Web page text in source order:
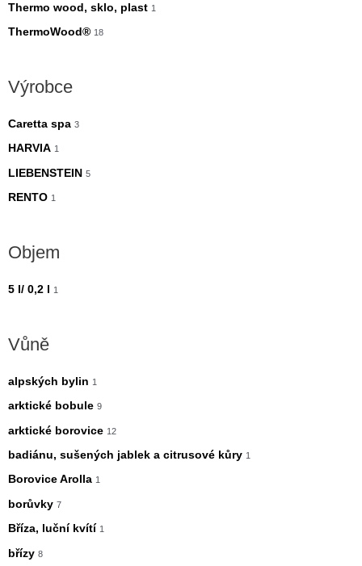
Thermo wood, sklo, plast 1
ThermoWood® 18
Výrobce
Caretta spa 3
HARVIA 1
LIEBENSTEIN 5
RENTO 1
Objem
5 l/ 0,2 l 1
Vůně
alpských bylin 1
arktické bobule 9
arktické borovice 12
badiánu, sušených jablek a citrusové kůry 1
Borovice Arolla 1
borůvky 7
Bříza, luční kvítí 1
břízy 8